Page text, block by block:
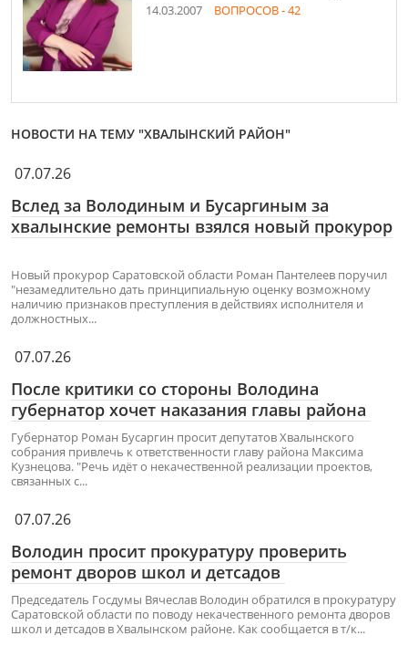
14.03.2007
ВОПРОСОВ - 42
НОВОСТИ НА ТЕМУ "ХВАЛЫНСКИЙ РАЙОН"
07.07.26
Вслед за Володиным и Бусаргиным за
хвалынские ремонты взялся новый прокурор
Новый прокурор Саратовской области Роман Пантелеев поручил
"незамедлительно дать принципиальную оценку возможному
наличию признаков преступления в действиях исполнителя и
должностных...
07.07.26
После критики со стороны Володина
губернатор хочет наказания главы района
Губернатор Роман Бусаргин просит депутатов Хвалынского
собрания привлечь к ответственности главу района Максима
Кузнецова. "Речь идёт о некачественной реализации проектов,
связанных с...
07.07.26
Володин просит прокуратуру проверить
ремонт дворов школ и детсадов
Председатель Госдумы Вячеслав Володин обратился в прокуратуру
Саратовской области по поводу некачественного ремонта дворов
школ и детсадов в Хвалынском районе. Как сообщается в т/к...